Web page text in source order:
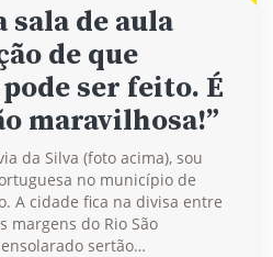
sala de aula
de que
ser feito. É
maravilhosa!”
da Silva (foto acima), sou
no município de
A cidade fica na divisa entre
margens do Rio São
sertão…